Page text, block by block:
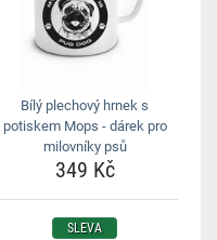
Bílý plechový hrnek s
potiskem Mops - dárek pro
milovníky psů
349 Kč
SLEVA